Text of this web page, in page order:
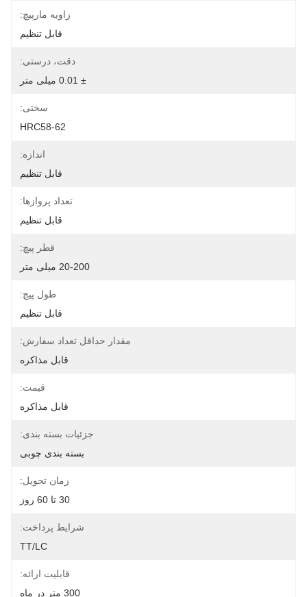
زاویه مارپیچ:
قابل تنظیم
دقت، درستی:
± 0.01 میلی متر
سختی:
HRC58-62
اندازه:
قابل تنظیم
تعداد پروازها:
قابل تنظیم
قطر پیچ:
20-200 میلی متر
طول پیچ:
قابل تنظیم
مقدار حداقل تعداد سفارش:
قابل مذاکره
قیمت:
قابل مذاکره
جزئیات بسته بندی:
بسته بندی چوبی
زمان تحویل:
30 تا 60 روز
شرایط پرداخت:
TT/LC
قابلیت ارائه:
300 متر در ماه